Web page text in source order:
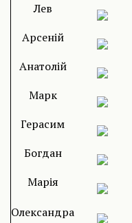
Лев
Арсеній
Анатолій
Марк
Герасим
Богдан
Марія
Олександра